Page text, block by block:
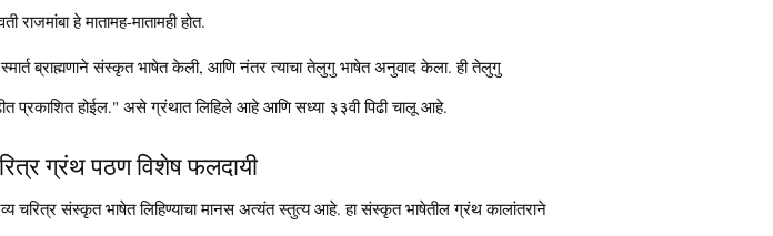
राजमांबा हे मातामह-मातामही होत.
ब्राह्मणाने संस्कृत भाषेत केली, आणि नंतर त्याचा तेलुगु भाषेत अनुवाद केला. ही तेलुगु
प्रकाशित होईल." असे ग्रंथात लिहिले आहे आणि सध्या ३३वी पिढी चालू आहे.
ग्रंथ पठण विशेष फलदायी
चरित्र संस्कृत भाषेत लिहिण्याचा मानस अत्यंत स्तुत्य आहे. हा संस्कृत भाषेतील ग्रंथ कालांतराने